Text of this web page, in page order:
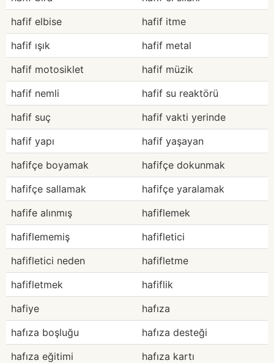
hafif elbise
hafif itme
hafif ışık
hafif metal
hafif motosiklet
hafif müzik
hafif nemli
hafif su reaktörü
hafif suç
hafif vakti yerinde
hafif yapı
hafif yaşayan
hafifçe boyamak
hafifçe dokunmak
hafifçe sallamak
hafifçe yaralamak
hafife alınmış
hafiflemek
hafiflememiş
hafifletici
hafifletici neden
hafifletme
hafifletmek
hafiflik
hafiye
hafıza
hafıza boşluğu
hafıza desteği
hafıza eğitimi
hafıza kartı